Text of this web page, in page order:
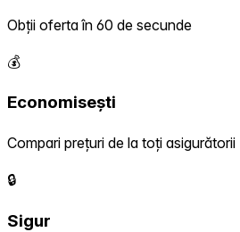
Obții oferta în 60 de secunde
💰
Economisești
Compari prețuri de la toți asigurătorii
🔒
Sigur